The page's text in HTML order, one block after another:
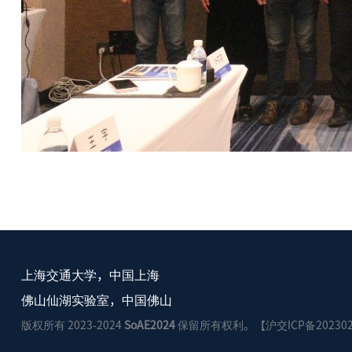
上海交通大学，中国上海
佛山仙湖实验室，中国佛山
版权所有 2023-2024 SoAE2024保留所有权利。【沪交ICP备